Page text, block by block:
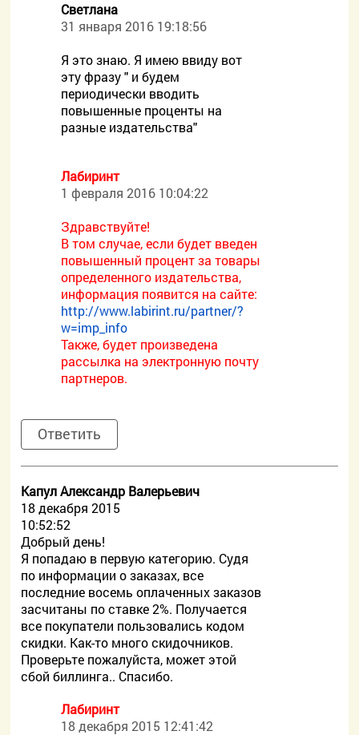
Светлана
31 января 2016 19:18:56
Я это знаю. Я имею ввиду вот
эту фразу " и будем
периодически вводить
повышенные проценты на
разные издательства"
Лабиринт
1 февраля 2016 10:04:22
Здравствуйте!
В том случае, если будет введен
повышенный процент за товары
определенного издательства,
информация появится на сайте:
http://www.labirint.ru/partner/?
w=imp_info
Также, будет произведена
рассылка на электронную почту
партнеров.
Ответить
Капул Александр Валерьевич
18 декабря 2015
10:52:52
Добрый день!
Я попадаю в первую категорию. Судя
по информации о заказах, все
последние восемь оплаченных заказов
засчитаны по ставке 2%. Получается
все покупатели пользовались кодом
скидки. Как-то много скидочников.
Проверьте пожалуйста, может этой
сбой биллинга.. Спасибо.
Лабиринт
18 декабря 2015 12:41:42